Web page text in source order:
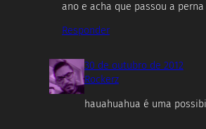
ano e acha que passou a perna
Responder
30 de outubro de 2012
Rockerz
hauahuahua é uma